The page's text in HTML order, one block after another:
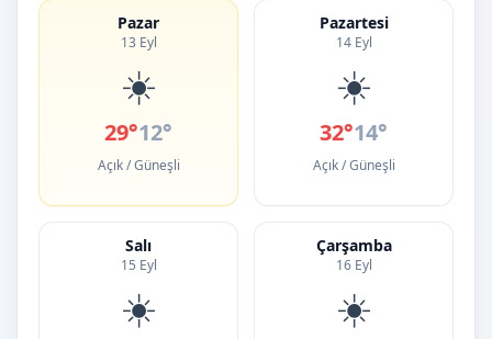
Pazar
13 Eyl
☀️
29°12°
Açık / Güneşli
Pazartesi
14 Eyl
☀️
32°14°
Açık / Güneşli
Salı
15 Eyl
☀️
Çarşamba
16 Eyl
☀️